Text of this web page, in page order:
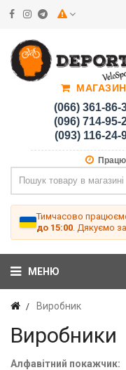
МАГАЗИН
(066) 361-86-
(096) 714-95-
(093) 116-24-
Тимчасово
до 15:00 . Дякуємо
МЕНЮ
Виробник
Виробники
Алфавітний покажчик: